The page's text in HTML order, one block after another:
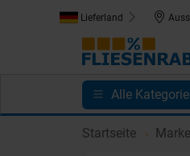
Lieferland
Alle
Kundenprojekte
Startseite